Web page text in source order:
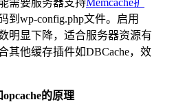
到wp-config.php文件。启用
明显下降，适合服务器资源有
其他缓存插件如DBCache，效
的原理